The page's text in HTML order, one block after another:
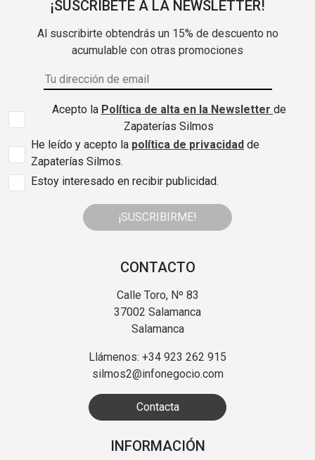
¡SUSCRÍBETE A LA NEWSLETTER!
Al suscribirte obtendrás un 15% de descuento no
acumulable con otras promociones
Acepto la Política de alta en la Newsletter de
Zapaterías Silmos
He leído y acepto la política de privacidad de
Zapaterías Silmos.
Estoy interesado en recibir publicidad.
¡SUSCRIBIRME!
CONTACTO
Calle Toro, Nº 83
37002 Salamanca
Salamanca
Llámenos: +34 923 262 915
silmos2@infonegocio.com
Contacta
INFORMACIÓN